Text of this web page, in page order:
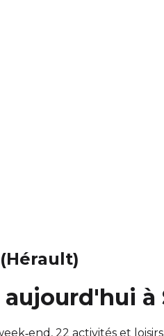
(Hérault)
à
22 activités et